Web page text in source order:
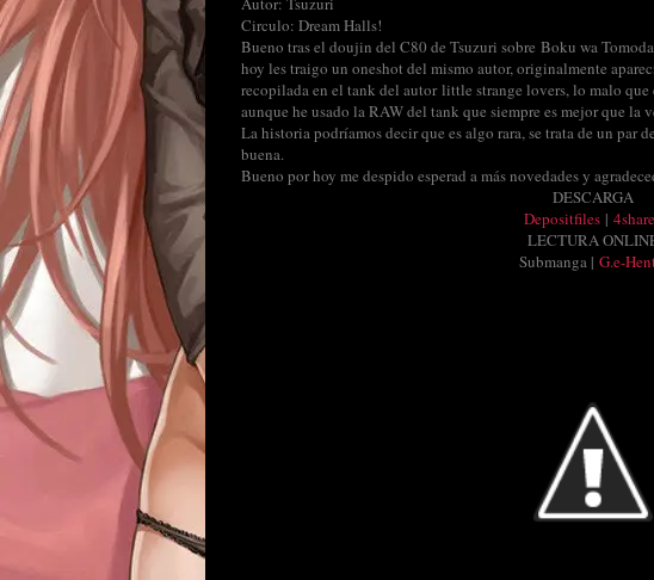
Circulo: Dream Halls!
Bueno tras el doujin del C80 de Tsuzuri sobre Boku wa
hoy les traigo un oneshot del mismo autor, originalmente
recopilada en el tank del autor little strange lovers, lo malo
aunque he usado la RAW del tank que siempre es mejor que la
La historia podríamos decir que es algo rara, se trata de un par
buena.
Bueno por hoy me despido esperad a más novedades y
DESCARGA
Depositfiles|
LECTURA
Submanga | G.e-